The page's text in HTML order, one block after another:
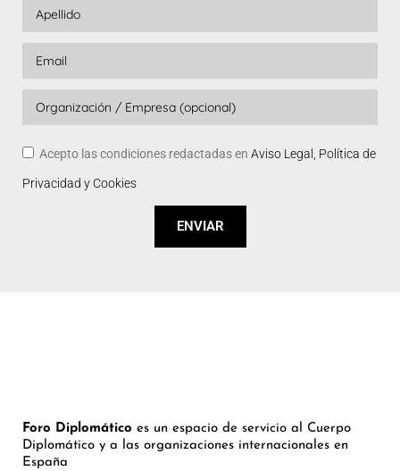
Acepto las condiciones redactadas en Aviso Legal, Política de
Privacidad y Cookies
ENVIAR
Foro Diplomático es un espacio de servicio al Cuerpo
Diplomático y a las organizaciones internacionales en
España